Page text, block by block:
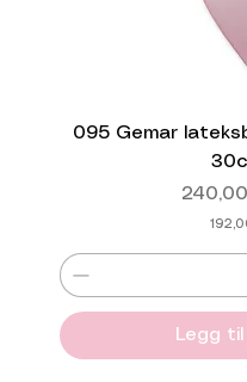
095 Gemar
Pris
Legg